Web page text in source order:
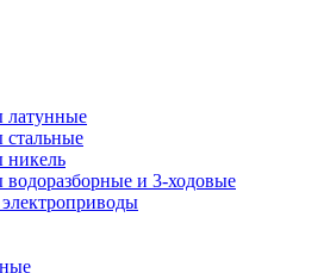
латунные
никель
и 3-ходовые